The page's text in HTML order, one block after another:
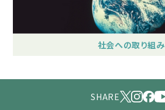
社会への取り組み
SHARE